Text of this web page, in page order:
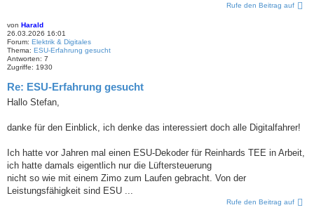
Rufe den Beitrag auf
von Harald
26.03.2026 16:01
Forum: Elektrik & Digitales
Thema: ESU-Erfahrung gesucht
Antworten: 7
Zugriffe: 1930
Re: ESU-Erfahrung gesucht
Hallo Stefan,
danke für den Einblick, ich denke das interessiert doch alle Digitalfahrer!
Ich hatte vor Jahren mal einen ESU-Dekoder für Reinhards TEE in Arbeit,
ich hatte damals eigentlich nur die Lüftersteuerung
nicht so wie mit einem Zimo zum Laufen gebracht. Von der
Leistungsfähigkeit sind ESU ...
Rufe den Beitrag auf